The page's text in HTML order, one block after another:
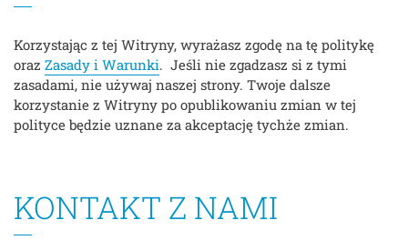
Korzystając z tej Witryny, wyrażasz zgodę na tę politykę
oraz Zasady i Warunki. Jeśli nie zgadzasz si z tymi
zasadami, nie używaj naszej strony. Twoje dalsze
korzystanie z Witryny po opublikowaniu zmian w tej
polityce będzie uznane za akceptację tychże zmian.
KONTAKT Z NAMI